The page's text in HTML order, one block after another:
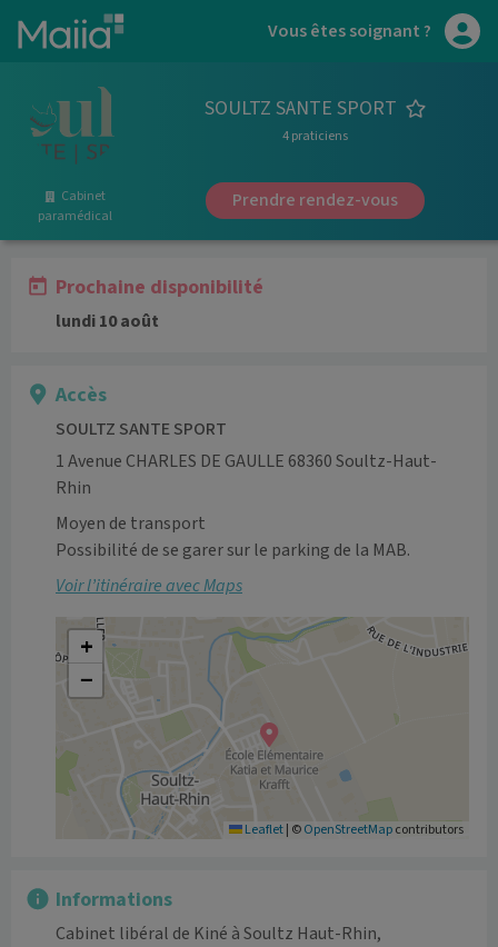
Aller au contenu principal Vous êtes soignant ?
SOULTZ SANTE SPORT
4 praticiens
Cabinet
paramédical
Prendre rendez-vous
Prochaine disponibilité
lundi 10 août
Accès
SOULTZ SANTE SPORT
1 Avenue CHARLES DE GAULLE 68360 Soultz-Haut-
Rhin
Moyen de transport
Possibilité de se garer sur le parking de la MAB.
Voir l’itinéraire avec Maps
+
−
Leaflet| ©OpenStreetMapcontributors
Informations
Cabinet libéral de Kiné à Soultz Haut-Rhin,